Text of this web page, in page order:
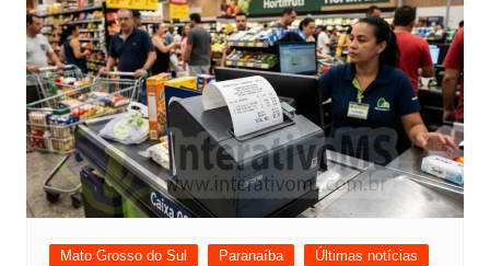
Mato Grosso do Sul Paranaíba Últimas notícias